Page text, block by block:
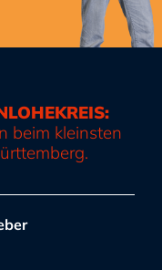
beim kleinsten